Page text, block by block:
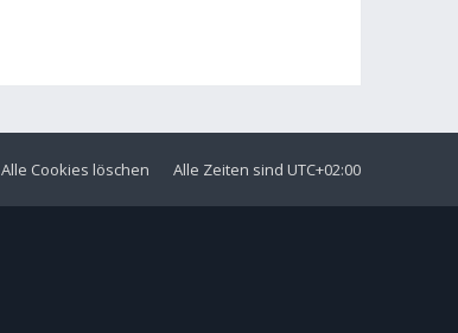
Alle Zeiten sind UTC+02:00
Alle Cookies löschen